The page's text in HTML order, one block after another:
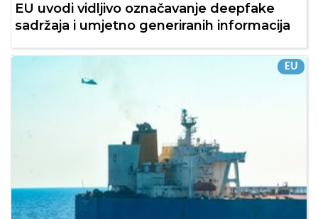
EU uvodi vidljivo označavanje deepfake
sadržaja i umjetno generiranih informacija
EU